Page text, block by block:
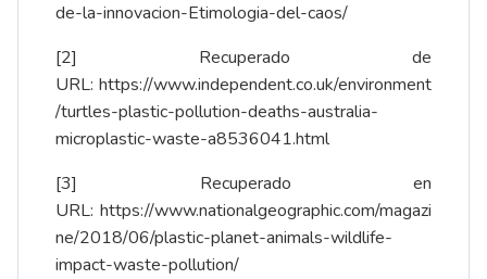
de-la-innovacion-Etimologia-del-caos/
[2] Recuperado de
URL: https://www.independent.co.uk/environment
/turtles-plastic-pollution-deaths-australia-
microplastic-waste-a8536041.html
[3] Recuperado en
URL: https://www.nationalgeographic.com/magazi
ne/2018/06/plastic-planet-animals-wildlife-
impact-waste-pollution/